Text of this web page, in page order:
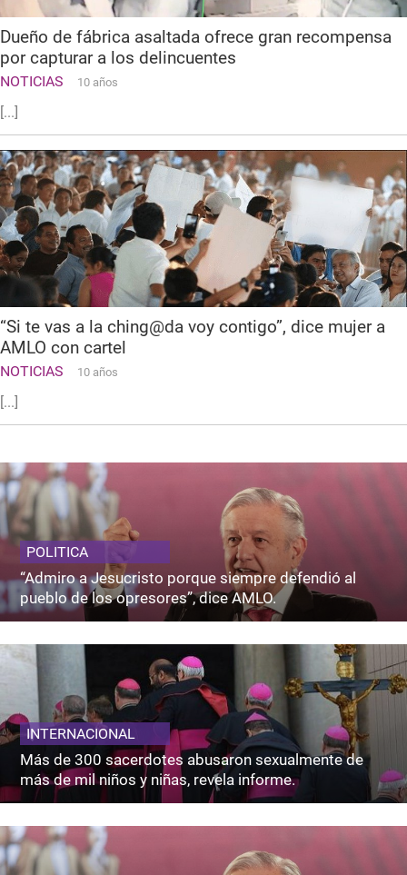
Dueño de fábrica asaltada ofrece gran recompensa
por capturar a los delincuentes
NOTICIAS 10 años
[...]
“Si te vas a la ching@da voy contigo”, dice mujer a
AMLO con cartel
NOTICIAS 10 años
[...]
POLITICA
“Admiro a Jesucristo porque siempre defendió al
pueblo de los opresores”, dice AMLO.
INTERNACIONAL
Más de 300 sacerdotes abusaron sexualmente de
más de mil niños y niñas, revela informe.